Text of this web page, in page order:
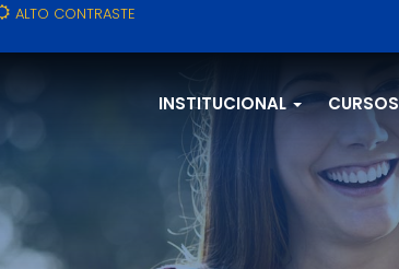
ALTO CONTRASTE
INSTITUCIONAL CURSOS